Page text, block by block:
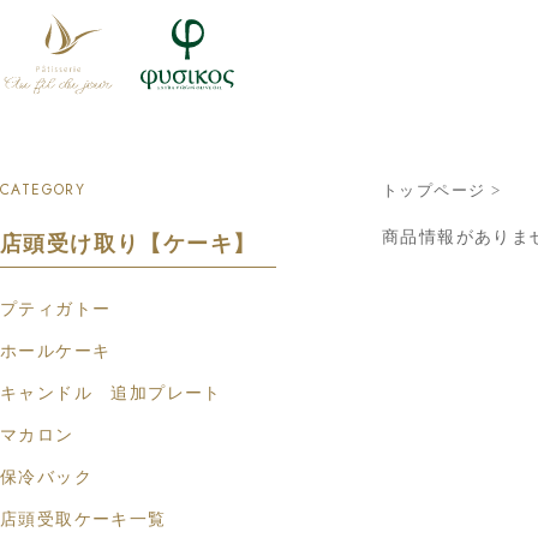
CATEGORY
店頭受け取り【ケーキ】
プティガトー
ホールケーキ
キャンドル 追加プレート
マカロン
保冷バック
店頭受取ケーキ一覧
トップページ >
商品情報がありま